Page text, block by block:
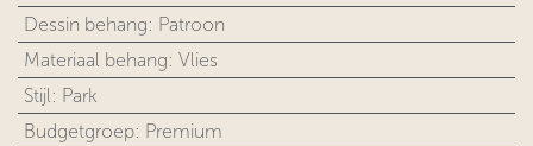
Dessin behang: Patroon
Materiaal behang: Vlies
Stijl: Park
Budgetgroep: Premium